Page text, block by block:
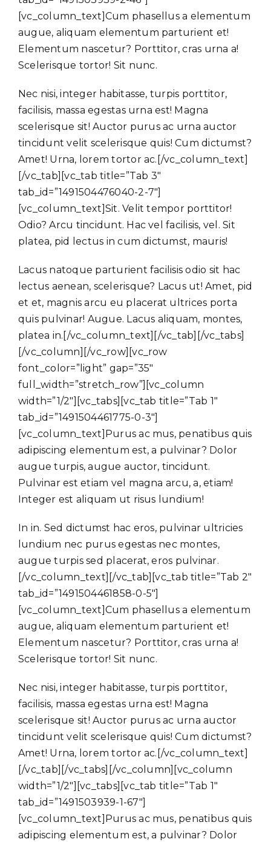
[vc_column_text]Cum phasellus a elementum
augue, aliquam elementum parturient et!
Elementum nascetur? Porttitor, cras urna a!
Scelerisque tortor! Sit nunc.
Nec nisi, integer habitasse, turpis porttitor,
facilisis, massa egestas urna est! Magna
scelerisque sit! Auctor purus ac urna auctor
tincidunt velit scelerisque quis! Cum dictumst?
Amet! Urna, lorem tortor ac.[/vc_column_text]
[/vc_tab][vc_tab title=”Tab 3″
tab_id=”1491504476040-2-7″]
[vc_column_text]Sit. Velit tempor porttitor!
Odio? Arcu tincidunt. Hac vel facilisis, vel. Sit
platea, pid lectus in cum dictumst, mauris!
Lacus natoque parturient facilisis odio sit hac
lectus aenean, scelerisque? Lacus ut! Amet, pid
et et, magnis arcu eu placerat ultrices porta
quis pulvinar! Augue. Lacus aliquam, montes,
platea in.[/vc_column_text][/vc_tab][/vc_tabs]
[/vc_column][/vc_row][vc_row
font_color=”light” gap=”35″
full_width=”stretch_row”][vc_column
width=”1/2″][vc_tabs][vc_tab title=”Tab 1″
tab_id=”1491504461775-0-3″]
[vc_column_text]Purus ac mus, penatibus quis
adipiscing elementum est, a pulvinar? Dolor
augue turpis, augue auctor, tincidunt.
Pulvinar est etiam vel magna arcu, a, etiam!
Integer est aliquam ut risus lundium!
In in. Sed dictumst hac eros, pulvinar ultricies
lundium nec purus egestas nec montes,
augue turpis sed placerat, eros pulvinar.
[/vc_column_text][/vc_tab][vc_tab title=”Tab 2″
tab_id=”1491504461858-0-5″]
[vc_column_text]Cum phasellus a elementum
augue, aliquam elementum parturient et!
Elementum nascetur? Porttitor, cras urna a!
Scelerisque tortor! Sit nunc.
Nec nisi, integer habitasse, turpis porttitor,
facilisis, massa egestas urna est! Magna
scelerisque sit! Auctor purus ac urna auctor
tincidunt velit scelerisque quis! Cum dictumst?
Amet! Urna, lorem tortor ac.[/vc_column_text]
[/vc_tab][/vc_tabs][/vc_column][vc_column
width=”1/2″][vc_tabs][vc_tab title=”Tab 1″
tab_id=”1491503939-1-67″]
[vc_column_text]Purus ac mus, penatibus quis
adipiscing elementum est, a pulvinar? Dolor